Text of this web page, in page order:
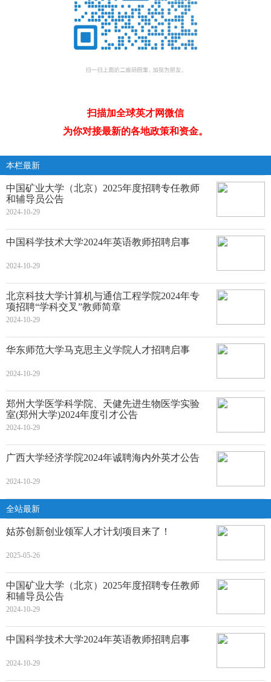
扫描加全球英才网微信
为你对接最新的各地政策和资金。
本栏最新
中国矿业大学（北京）2025年度招聘专任教师
和辅导员公告
2024-10-29
中国科学技术大学2024年英语教师招聘启事
2024-10-29
北京科技大学计算机与通信工程学院2024年专
项招聘“学科交叉”教师简章
2024-10-29
华东师范大学马克思主义学院人才招聘启事
2024-10-29
郑州大学医学科学院、天健先进生物医学实验
室(郑州大学)2024年度引才公告
2024-10-29
广西大学经济学院2024年诚聘海内外英才公告
2024-10-29
全站最新
姑苏创新创业领军人才计划项目来了！
2025-05-26
中国矿业大学（北京）2025年度招聘专任教师
和辅导员公告
2024-10-29
中国科学技术大学2024年英语教师招聘启事
2024-10-29